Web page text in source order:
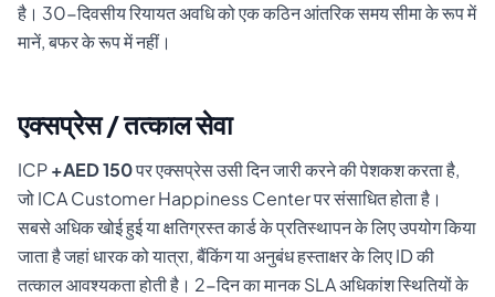
है। 30-दिवसीय रियायत अवधि को एक कठिन आंतरिक समय सीमा के रूप में
मानें, बफर के रूप में नहीं।
एक्सप्रेस / तत्काल सेवा
ICP+AED 150पर एक्सप्रेस उसी दिन जारी करने की पेशकश करता है,
जो ICA Customer Happiness Center पर संसाधित होता है।
सबसे अधिक खोई हुई या क्षतिग्रस्त कार्ड के प्रतिस्थापन के लिए उपयोग किया
जाता है जहां धारक को यात्रा, बैंकिंग या अनुबंध हस्ताक्षर के लिए ID की
तत्काल आवश्यकता होती है। 2-दिन का मानक SLA अधिकांश स्थितियों के